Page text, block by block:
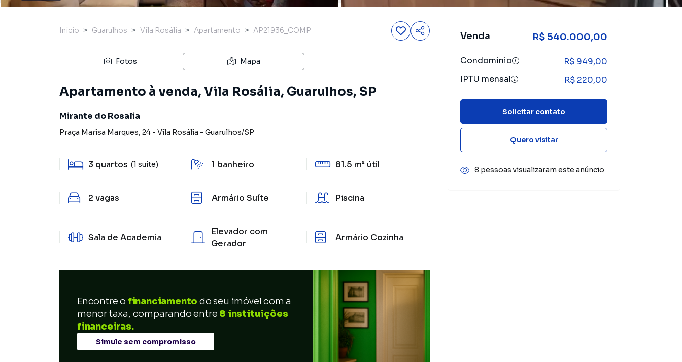
Início Guarulhos Vila Rosália Apartamento AP21936_COMP
Fotos Mapa
Apartamento à venda, Vila Rosália, Guarulhos, SP
Mirante do Rosalia
Praça Marisa Marques, 24 - Vila Rosália - Guarulhos/SP
3 quartos (1 suíte) 1 banheiro 81.5 m² útil
2 vagas Armário Suíte Piscina
Sala de Academia
Elevador com
Gerador
Armário Cozinha
Encontre o financiamento do seu imóvel com a
menor taxa, comparando entre 8 instituições
financeiras.
Simule sem compromisso
Venda R$ 540.000,00
Condomínio
R$ 949,00
IPTU mensal
R$ 220,00
Solicitar contato
Quero visitar
8 pessoas visualizaram este anúncio